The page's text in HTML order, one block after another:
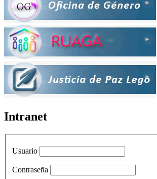
Intranet
Usuario
Contraseña